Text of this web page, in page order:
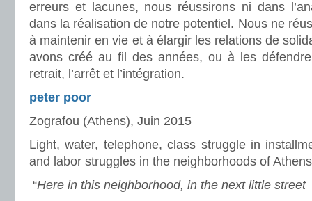
erreurs et lacunes, nous réussirons ni dans
dans la réalisation de notre potentiel. Nous ne
à maintenir en vie et à élargir les relations de
avons créé au fil des années, ou à les
retrait, l’arrêt et l’intégration.
peter poor
Zografou (Athens), Juin 2015
Light, water, telephone, class struggle in
and labor struggles in the neighborhoods of Athens
“Here in this neighborhood, in the next little street